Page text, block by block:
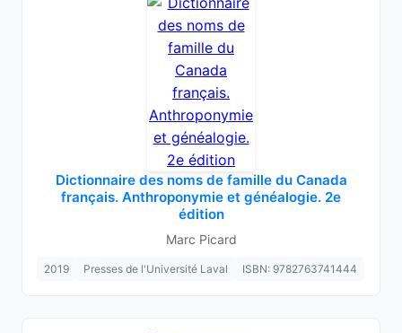
Dictionnaire des noms de famille du Canada
français. Anthroponymie et généalogie. 2e
édition
Marc Picard
2019 Presses de l'Université Laval ISBN: 9782763741444